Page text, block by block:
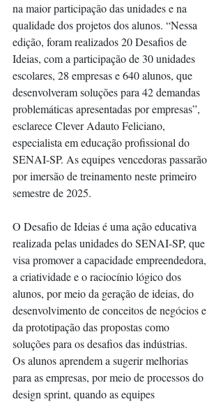
na maior participação das unidades e na
qualidade dos projetos dos alunos. “Nessa
edição, foram realizados 20 Desafios de
Ideias, com a participação de 30 unidades
escolares, 28 empresas e 640 alunos, que
desenvolveram soluções para 42 demandas
problemáticas apresentadas por empresas”,
esclarece Clever Adauto Feliciano,
especialista em educação profissional do
SENAI-SP. As equipes vencedoras passarão
por imersão de treinamento neste primeiro
semestre de 2025.
O Desafio de Ideias é uma ação educativa
realizada pelas unidades do SENAI-SP, que
visa promover a capacidade empreendedora,
a criatividade e o raciocínio lógico dos
alunos, por meio da geração de ideias, do
desenvolvimento de conceitos de negócios e
da prototipação das propostas como
soluções para os desafios das indústrias.
Os alunos aprendem a sugerir melhorias
para as empresas, por meio de processos do
design sprint, quando as equipes